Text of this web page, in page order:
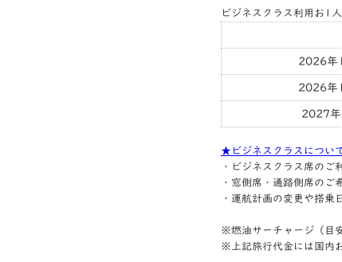
ビジネスクラス利用お1
2026年
2026年
2027年
★ビジネスクラスについ
・ビジネスクラス席のご
・窓側席・通路側席のご
・運航計画の変更や搭乗
※燃油サーチャージ（目
※上記旅行代金には国内